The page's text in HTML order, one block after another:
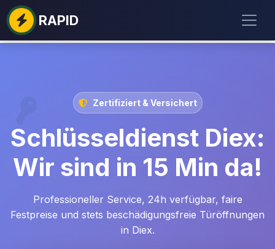
RAPID
Zertifiziert & Versichert
Schlüsseldienst Diex:
Wir sind in 15 Min da!
Professioneller Service, 24h verfügbar, faire
Festpreise und stets beschädigungsfreie Türöffnungen
in Diex.